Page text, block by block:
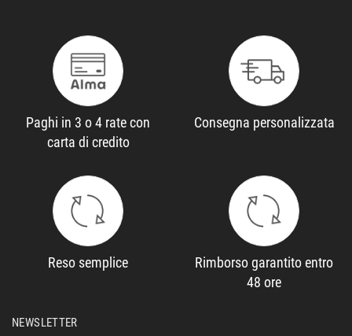
Paghi in 3 o 4 rate con
carta di credito
Consegna personalizzata
Reso semplice
Rimborso garantito entro
48 ore
NEWSLETTER